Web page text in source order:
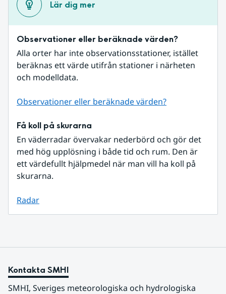
Lär dig mer
Observationer eller beräknade värden?
Alla orter har inte observationsstationer, istället
beräknas ett värde utifrån stationer i närheten
och modelldata.
Observationer eller beräknade värden?
Få koll på skurarna
En väderradar övervakar nederbörd och gör det
med hög upplösning i både tid och rum. Den är
ett värdefullt hjälpmedel när man vill ha koll på
skurarna.
Radar
Kontakta SMHI
SMHI, Sveriges meteorologiska och hydrologiska